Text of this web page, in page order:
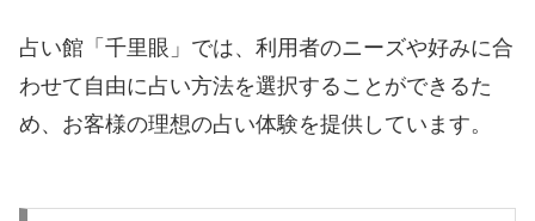
占い館「千里眼」では、利用者のニーズや好みに合
わせて自由に占い方法を選択することができるた
め、お客様の理想の占い体験を提供しています。